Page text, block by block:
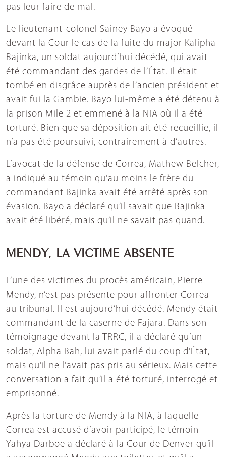
pas leur faire de mal.
Le lieutenant-colonel Sainey Bayo a évoqué
devant la Cour le cas de la fuite du major Kalipha
Bajinka, un soldat aujourd’hui décédé, qui avait
été commandant des gardes de l’État. Il était
tombé en disgrâce auprès de l’ancien président et
avait fui la Gambie. Bayo lui-même a été détenu à
la prison Mile 2 et emmené à la NIA où il a été
torturé. Bien que sa déposition ait été recueillie, il
n’a pas été poursuivi, contrairement à d’autres.
L’avocat de la défense de Correa, Mathew Belcher,
a indiqué au témoin qu’au moins le frère du
commandant Bajinka avait été arrêté après son
évasion. Bayo a déclaré qu’il savait que Bajinka
avait été libéré, mais qu’il ne savait pas quand.
MENDY, LA VICTIME ABSENTE
L’une des victimes du procès américain, Pierre
Mendy, n’est pas présente pour affronter Correa
au tribunal. Il est aujourd’hui décédé. Mendy était
commandant de la caserne de Fajara. Dans son
témoignage devant la TRRC, il a déclaré qu’un
soldat, Alpha Bah, lui avait parlé du coup d’État,
mais qu’il ne l’avait pas pris au sérieux. Mais cette
conversation a fait qu’il a été torturé, interrogé et
emprisonné.
Après la torture de Mendy à la NIA, à laquelle
Correa est accusé d’avoir participé, le témoin
Yahya Darboe a déclaré à la Cour de Denver qu’il